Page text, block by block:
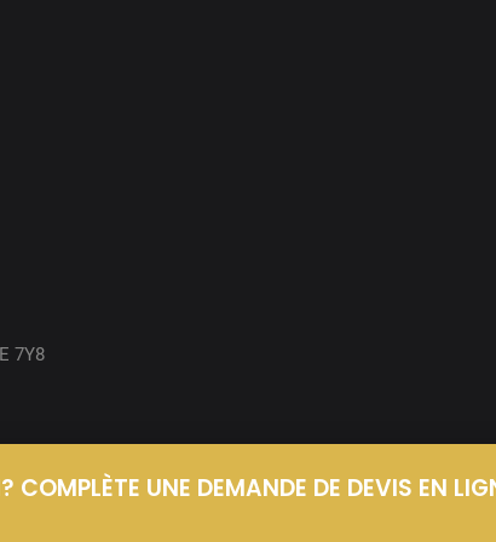
7Y8
COMPLÈTE UNE DEMANDE DE DEVIS EN